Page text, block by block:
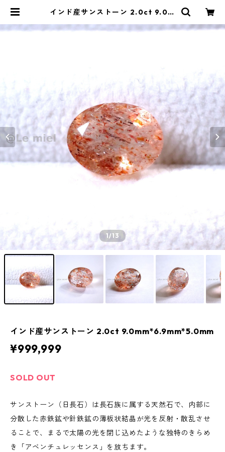
インド産サンストーン 2.0ct 9.0m
1/13
インド産サンストーン 2.0ct 9.0mm*6.9mm*5.0mm
¥999,999
SOLD OUT
サンストーン（日長石）は長石族に属する天然石で、内部に
分散した赤鉄鉱や針鉄鉱の薄板状結晶が光を反射・散乱させ
ることで、まるで太陽の光を閉じ込めたような独特のきらめ
き「アベンチュレッセンス」を放ちます。